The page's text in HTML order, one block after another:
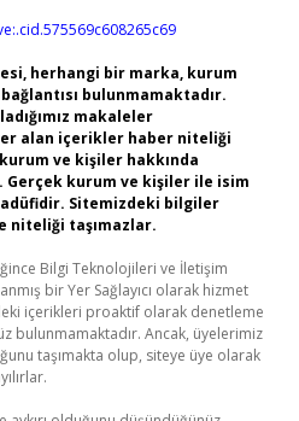
herhangi bir marka, kurum
bulunmamaktadır.
makaleler
alan içerikler haber niteliği
ve kişiler hakkında
Gerçek kurum ve kişiler ile isim
Sitemizdeki bilgiler
niteliği taşımazlar.
Bilgi Teknolojileri ve İletişim
bir Yer Sağlayıcı olarak hizmet
içerikleri proaktif olarak denetleme
bulunmamaktadır. Ancak, üyelerimiz
taşımakta olup, siteye üye olarak